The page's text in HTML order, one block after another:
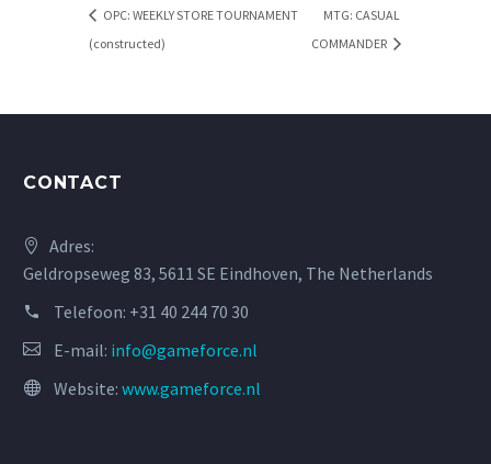
OPC: WEEKLY STORE TOURNAMENT
(constructed)
MTG: CASUAL
COMMANDER
CONTACT
Adres:
Geldropseweg 83, 5611 SE Eindhoven, The Netherlands
Telefoon: +31 40 244 70 30
E-mail: info@gameforce.nl
Website: www.gameforce.nl